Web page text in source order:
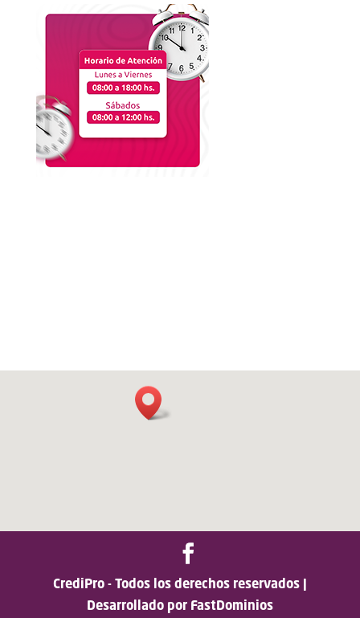
CrediPro - Todos los derechos reservados |
Desarrollado por FastDominios